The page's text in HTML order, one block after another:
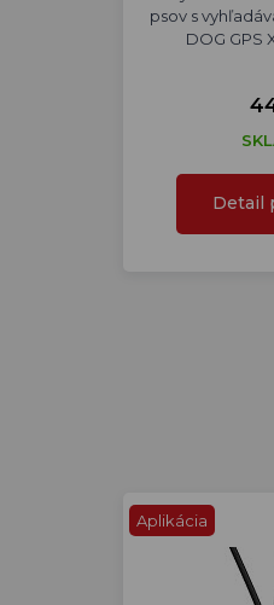
psov s
DOG GPS
Detail
Aplikácia